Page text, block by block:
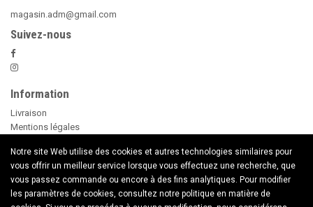
Notre site Web utilise des cookies et autres technologies similaires pour
vous offrir un meilleur service lorsque vous effectuez une recherche, que
vous passez commande ou encore à des fins analytiques. Pour modifier
les paramètres de cookies, consultez notre politique en matière de
magasin.adm@gmail.com
Suivez-nous
Information
Livraison
Mentions légales
Paiement sécurisé
Le Beer Pong
conseils d'utilisation des Bougies
Nouveaux Produits